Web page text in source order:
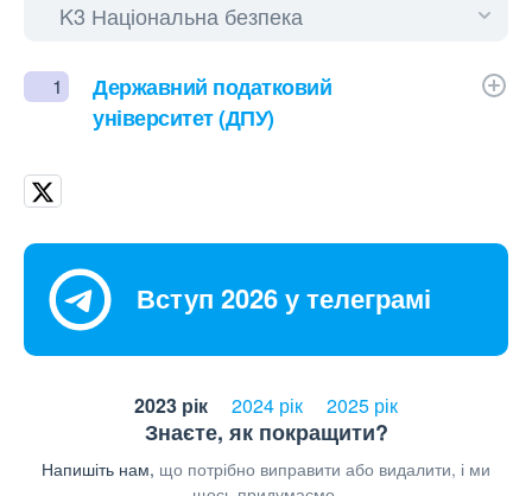
1
Державний податковий
університет (ДПУ)
Вступ 2026 у телеграмі
2023 рік 2024 рік 2025 рік
Знаєте, як покращити?
Напишіть нам, що потрібно виправити або видалити, і ми